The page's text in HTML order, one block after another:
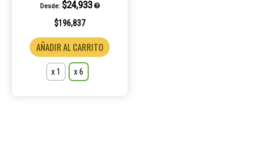
Desde: $24,933
$196,837
AÑADIR AL CARRITO
x 1 x 6